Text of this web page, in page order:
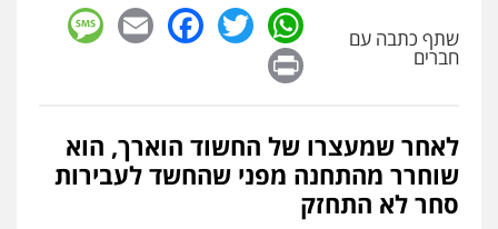
0525914163
עו"ד שאדי נאטור
0509230800
גיל דביר – משרד עורכי דין
שתף כתבה עם
חברים
WhatsApp
Twitter
Facebook
Email
לאחר שמעצרו של החשוד הוארך, הוא
שוחרר מהתחנה מפני שהחשד לעבירות
סחר לא התחזק